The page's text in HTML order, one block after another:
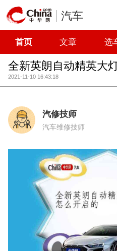
汽车
首页 文章 选
全新英朗自动精英大
2021-11-10 16:43:18
汽修技师
汽车维修技师